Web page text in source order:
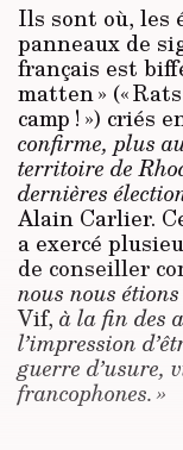
Ils sont où, les
panneaux de
français est
matten » («
camp ! ») criés
confirme, plus
territoire de
dernières
Alain Carlier.
a exercé
de conseiller
nous nous
Vif, à la fin des
l’impression
guerre d’usure,
francophones. »